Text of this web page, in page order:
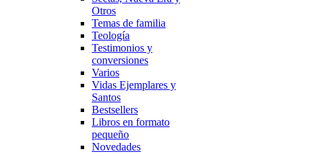
Otros
Temas de familia
Teología
Testimonios y
conversiones
Varios
Vidas Ejemplares y
Santos
Bestsellers
Libros en formato
pequeño
Novedades